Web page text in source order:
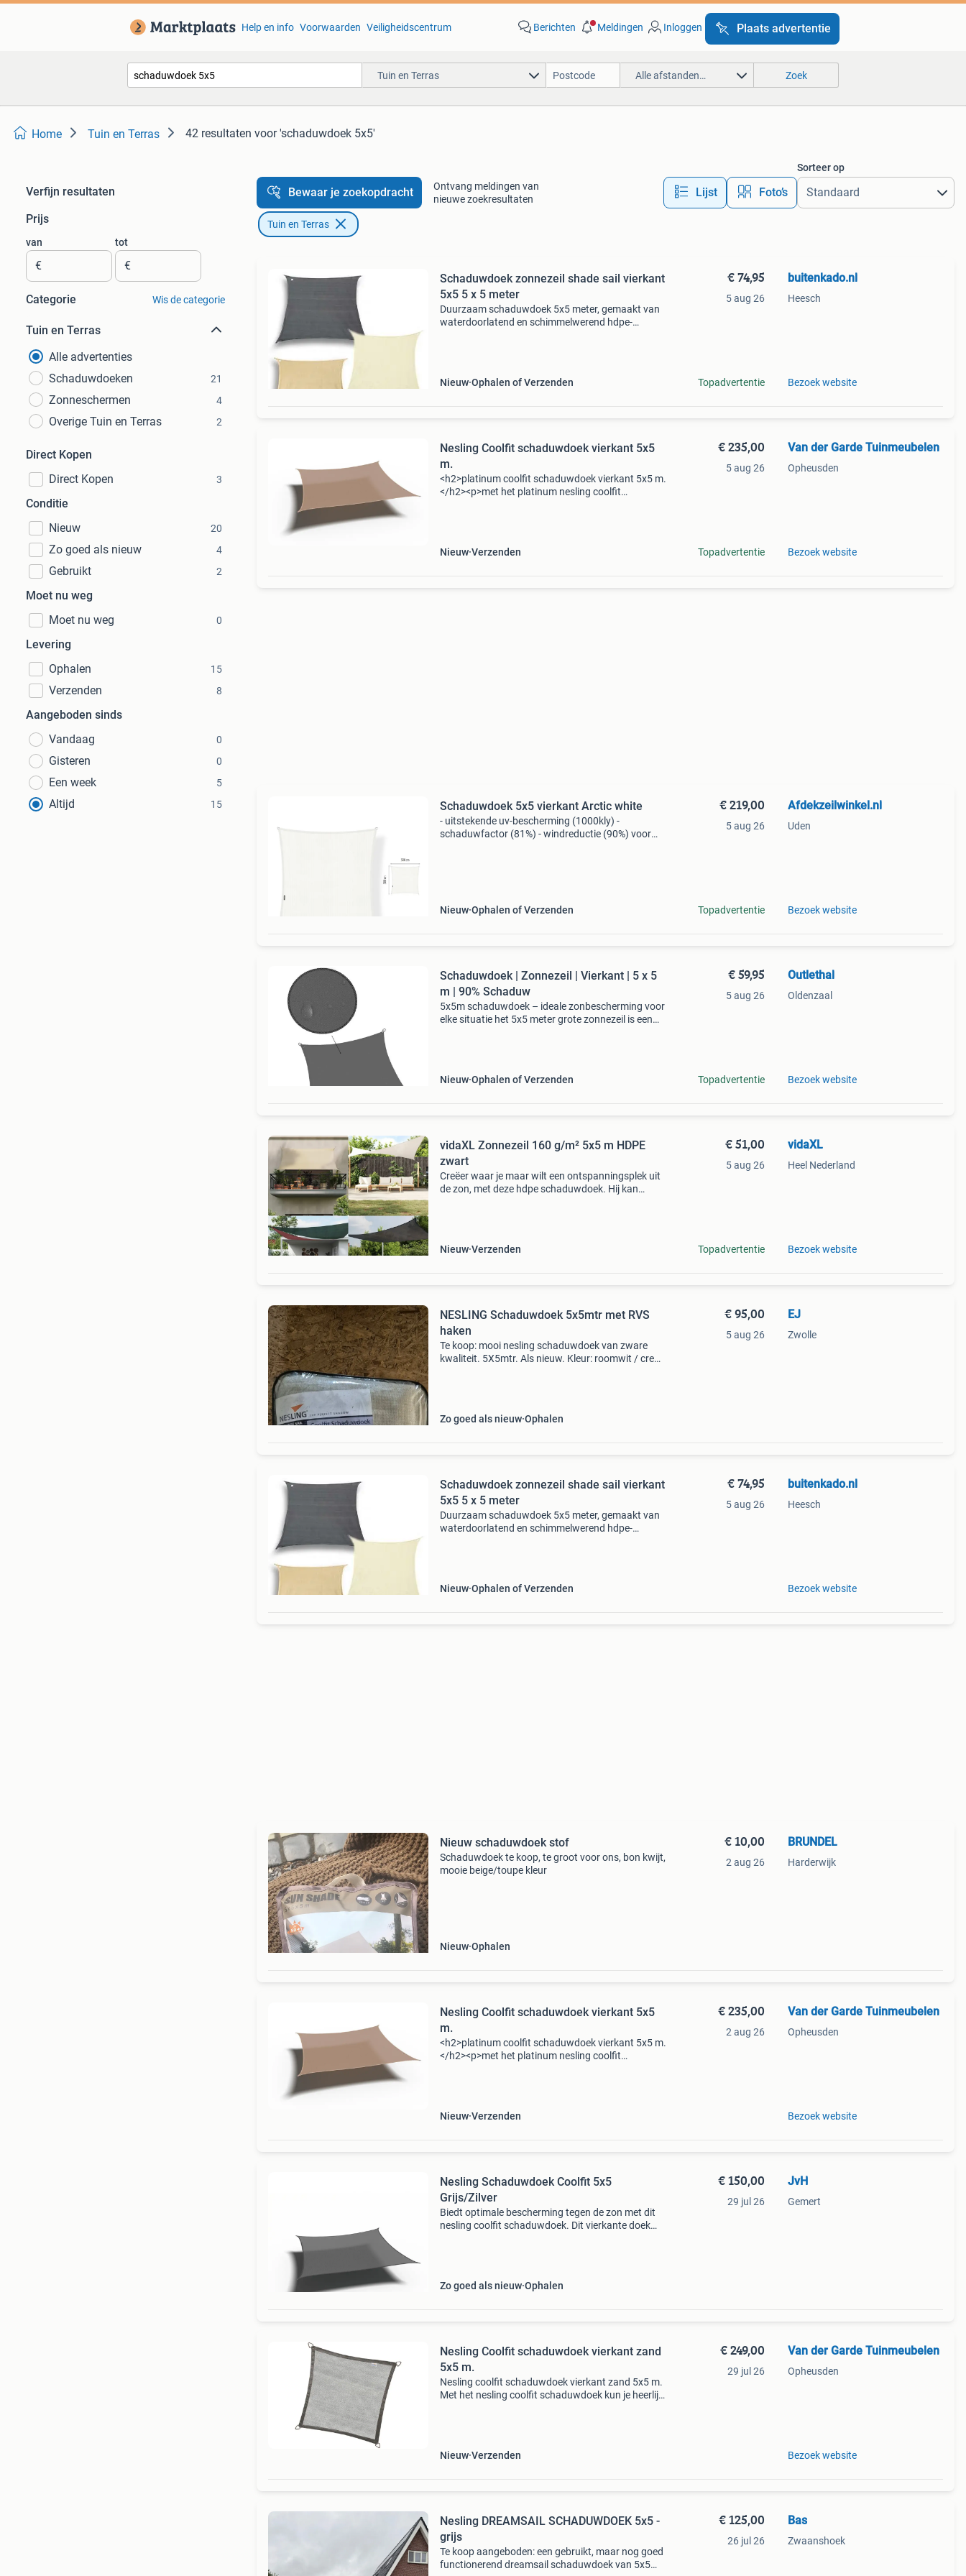
Help en info Voorwaarden Veiligheidscentrum Berichten Meldingen Inloggen Plaats advertentie
Tuin en Terras Alle afstanden… Zoek
Home Tuin en Terras 42 resultaten voor 'schaduwdoek 5x5'
Verfijn resultaten
Prijs
van
€
tot
€
Categorie Wis de categorie
Tuin en Terras
Alle advertenties
Schaduwdoeken
21
Zonneschermen 4
Overige Tuin en Terras 2
Direct Kopen
Direct Kopen
3
Conditie
Nieuw
20
Zo goed als nieuw 4
Gebruikt 2
Moet nu weg
Moet nu weg
0
Levering
Ophalen
15
Verzenden 8
Aangeboden sinds
Vandaag
0
Gisteren 0
Een week 5
Altijd 15
Bewaar je zoekopdracht
Ontvang meldingen van
nieuwe zoekresultaten
Lijst Foto’s
Sorteer op
Tuin en Terras
Schaduwdoek zonnezeil shade sail vierkant
5x5 5 x 5 meter
Duurzaam schaduwdoek 5x5 meter, gemaakt van
waterdoorlatend en schimmelwerend hdpe-
Nieuw Ophalen of Verzenden
€ 74,95
5 aug 26
Topadvertentie
buitenkado.nl
Heesch
Bezoek website
Nesling Coolfit schaduwdoek vierkant 5x5
m.
<h2>platinum coolfit schaduwdoek vierkant 5x5 m.
</h2><p>met het platinum nesling coolfit
Nieuw Verzenden
€ 235,00
5 aug 26
Topadvertentie
Van der Garde Tuinmeubelen
Opheusden
Bezoek website
Schaduwdoek 5x5 vierkant Arctic white
- uitstekende uv-bescherming (1000kly) -
schaduwfactor (81%) - windreductie (90%) voor
Nieuw Ophalen of Verzenden
€ 219,00
5 aug 26
Topadvertentie
Afdekzeilwinkel.nl
Uden
Bezoek website
Schaduwdoek | Zonnezeil | Vierkant | 5 x 5
m | 90% Schaduw
5x5m schaduwdoek – ideale zonbescherming voor
elke situatie het 5x5 meter grote zonnezeil is een
Nieuw Ophalen of Verzenden
€ 59,95
5 aug 26
Topadvertentie
Outlethal
Oldenzaal
Bezoek website
vidaXL Zonnezeil 160 g/m² 5x5 m HDPE
zwart
Creëer waar je maar wilt een ontspanningsplek uit
de zon, met deze hdpe schaduwdoek. Hij kan
Nieuw Verzenden
€ 51,00
5 aug 26
Topadvertentie
vidaXL
Heel Nederland
Bezoek website
NESLING Schaduwdoek 5x5mtr met RVS
haken
Te koop: mooi nesling schaduwdoek van zware
kwaliteit. 5X5mtr. Als nieuw. Kleur: roomwit / creme
Zo goed als nieuw Ophalen
€ 95,00
5 aug 26
EJ
Zwolle
Schaduwdoek zonnezeil shade sail vierkant
5x5 5 x 5 meter
Duurzaam schaduwdoek 5x5 meter, gemaakt van
waterdoorlatend en schimmelwerend hdpe-
Nieuw Ophalen of Verzenden
€ 74,95
5 aug 26
buitenkado.nl
Heesch
Bezoek website
Nieuw schaduwdoek stof
Schaduwdoek te koop, te groot voor ons, bon kwijt,
mooie beige/toupe kleur
Nieuw Ophalen
€ 10,00
2 aug 26
BRUNDEL
Harderwijk
Nesling Coolfit schaduwdoek vierkant 5x5
m.
<h2>platinum coolfit schaduwdoek vierkant 5x5 m.
</h2><p>met het platinum nesling coolfit
Nieuw Verzenden
€ 235,00
2 aug 26
Van der Garde Tuinmeubelen
Opheusden
Bezoek website
Nesling Schaduwdoek Coolfit 5x5
Grijs/Zilver
Biedt optimale bescherming tegen de zon met dit
nesling coolfit schaduwdoek. Dit vierkante doek
Zo goed als nieuw Ophalen
€ 150,00
29 jul 26
JvH
Gemert
Nesling Coolfit schaduwdoek vierkant zand
5x5 m.
Nesling coolfit schaduwdoek vierkant zand 5x5 m.
Met het nesling coolfit schaduwdoek kun je heerlijk
Nieuw Verzenden
€ 249,00
29 jul 26
Van der Garde Tuinmeubelen
Opheusden
Bezoek website
Nesling DREAMSAIL SCHADUWDOEK 5x5 -
grijs
Te koop aangeboden: een gebruikt, maar nog goed
functionerend dreamsail schaduwdoek van 5x5
€ 125,00
26 jul 26
Bas
Zwaanshoek